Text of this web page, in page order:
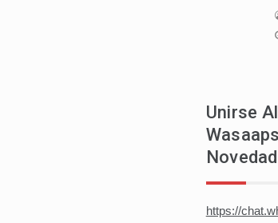
Unirse
https://